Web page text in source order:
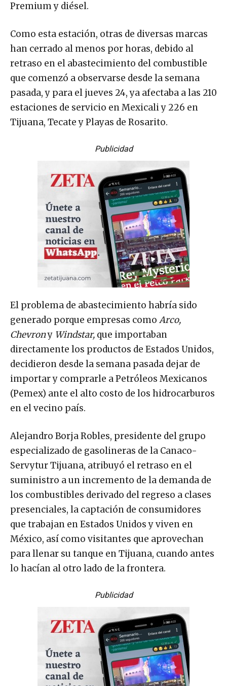
Premium y diésel.
Como esta estación, otras de diversas marcas
han cerrado al menos por horas, debido al
retraso en el abastecimiento del combustible
que comenzó a observarse desde la semana
pasada, y para el jueves 24, ya afectaba a las 210
estaciones de servicio en Mexicali y 226 en
Tijuana, Tecate y Playas de Rosarito.
Publicidad
El problema de abastecimiento habría sido
generado porque empresas como Arco,
Chevrony Windstar, que importaban
directamente los productos de Estados Unidos,
decidieron desde la semana pasada dejar de
importar y comprarle a Petróleos Mexicanos
(Pemex) ante el alto costo de los hidrocarburos
en el vecino país.
Alejandro Borja Robles, presidente del grupo
especializado de gasolineras de la Canaco-
Servytur Tijuana, atribuyó el retraso en el
suministro a un incremento de la demanda de
los combustibles derivado del regreso a clases
presenciales, la captación de consumidores
que trabajan en Estados Unidos y viven en
México, así como visitantes que aprovechan
para llenar su tanque en Tijuana, cuando antes
lo hacían al otro lado de la frontera.
Publicidad